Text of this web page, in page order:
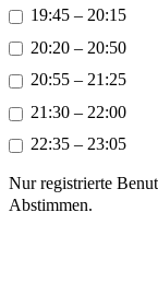
19:45 – 20:15
20:20 – 20:50
20:55 – 21:25
21:30 – 22:00
22:35 – 23:05
Nur registrierte
Abstimmen.